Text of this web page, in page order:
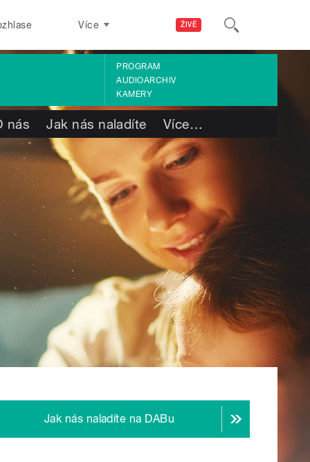
ŽIVĚ
Více
PROGRAM
AUDIOARCHIV
KAMERY
nás Jak nás naladíte Více…
Jak nás naladíte na DABu